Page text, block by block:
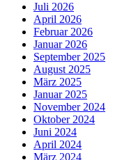
Juli 2026
April 2026
Februar 2026
Januar 2026
September 2025
August 2025
März 2025
Januar 2025
November 2024
Oktober 2024
Juni 2024
April 2024
März 2024